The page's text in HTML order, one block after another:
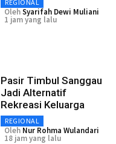
REGIONAL
OlehSyarifah Dewi Muliani
1 jam yang lalu
Pasir Timbul Sanggau
Jadi Alternatif
Rekreasi Keluarga
REGIONAL
Oleh Nur Rohma Wulandari
18 jam yang lalu